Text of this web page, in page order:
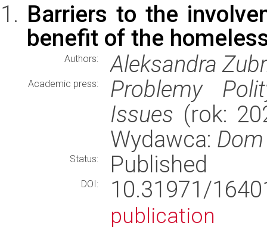
Barriers to the
benefit of the
Authors: Aleksandra
Academic press:
Problemy
Issues (rok:
Wydawca:
Status: Published
DOI: 10.31971/
publication